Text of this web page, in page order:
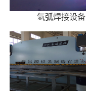
氩弧焊接设备